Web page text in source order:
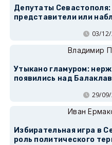
Депутаты Севастополя:
представители или
03/
Владимир
Утыкано гламуром:
появились над
29/
Иван
Избирательная игра в
роль политического